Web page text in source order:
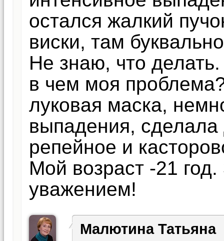
остался жалкий
виски, там
Не знаю, что
в чем моя
луковая маска,
выпадения,
репейное и
Мой возраст -21
уважением!
Малютина Татьяна